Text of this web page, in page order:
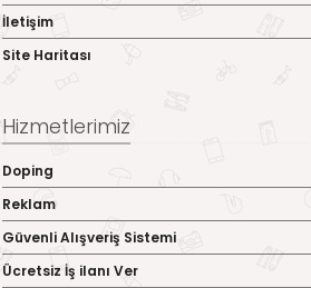
İletişim
Site Haritası
Hizmetlerimiz
Doping
Reklam
Güvenli Alışveriş Sistemi
Ücretsiz İş ilanı Ver